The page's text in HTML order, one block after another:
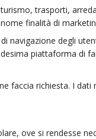
trasporti,
finalità di
navigazione degli
piattaforma di
faccia richiesta. I
ove si rendesse